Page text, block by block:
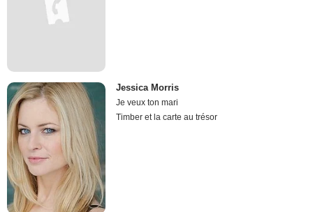
Jessica Morris
Je veux ton mari
Timber et la carte au trésor